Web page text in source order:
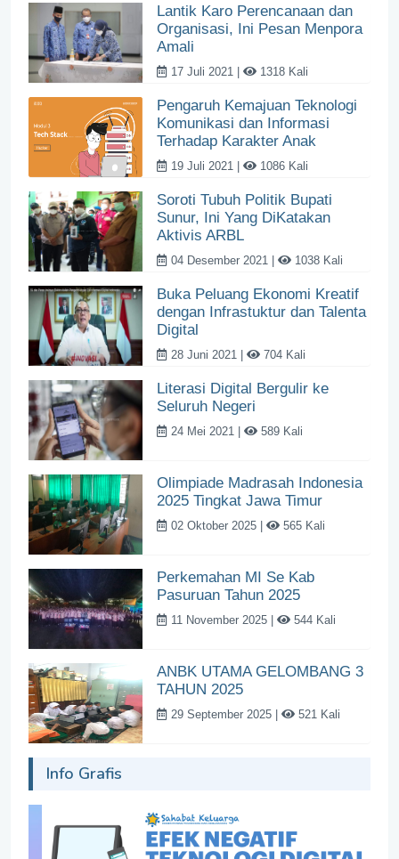
Lantik Karo Perencanaan dan
Organisasi, Ini Pesan Menpora
Amali
17 Juli 2021 | 1318 Kali
Pengaruh Kemajuan Teknologi
Komunikasi dan Informasi
Terhadap Karakter Anak
19 Juli 2021 | 1086 Kali
Soroti Tubuh Politik Bupati
Sunur, Ini Yang DiKatakan
Aktivis ARBL
04 Desember 2021 | 1038 Kali
Buka Peluang Ekonomi Kreatif
dengan Infrastuktur dan Talenta
Digital
28 Juni 2021 | 704 Kali
Literasi Digital Bergulir ke
Seluruh Negeri
24 Mei 2021 | 589 Kali
Olimpiade Madrasah Indonesia
2025 Tingkat Jawa Timur
02 Oktober 2025 | 565 Kali
Perkemahan MI Se Kab
Pasuruan Tahun 2025
11 November 2025 | 544 Kali
ANBK UTAMA GELOMBANG 3
TAHUN 2025
29 September 2025 | 521 Kali
Info Grafis